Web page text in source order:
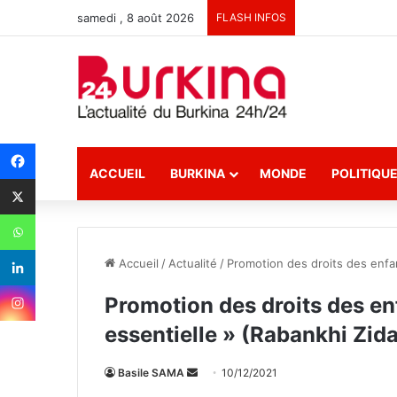
samedi , 8 août 2026 FLASH INFOS
ACCUEIL BURKINA MONDE POLITIQUE
Accueil / Actualité / Promotion des droits des
Promotion des droits des
essentielle » (Rabankhi
Basile SAMA 10/12/2021